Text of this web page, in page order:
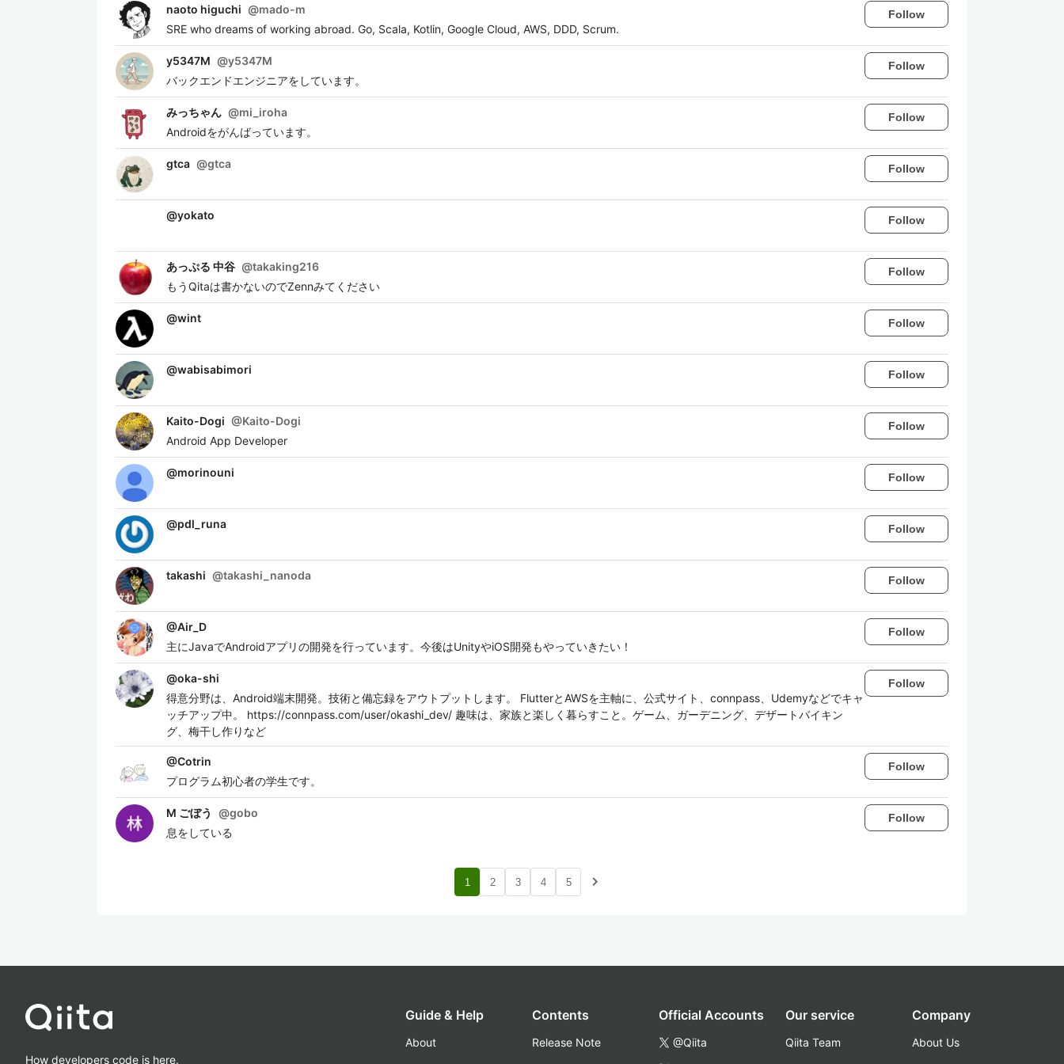
naoto higuchi @mado-m
SRE who dreams of working abroad. Go, Scala, Kotlin, Google Cloud, AWS, DDD, Scrum.
Follow
y5347M @y5347M
バックエンドエンジニアをしています。
Follow
みっちゃん @mi_iroha
Androidをがんばっています。
Follow
gtca @gtca Follow
@yokato Follow
あっぷる 中谷 @takaking216
もうQitaは書かないのでZennみてください
Follow
@wint Follow
@wabisabimori Follow
Kaito-Dogi @Kaito-Dogi
Android App Developer
Follow
@morinouni Follow
@pdl_runa Follow
takashi @takashi_nanoda Follow
@Air_D
主にJavaでAndroidアプリの開発を行っています。今後はUnityやiOS開発もやっていきたい！
Follow
@oka-shi
得意分野は、Android端末開発。技術と備忘録をアウトプットします。 FlutterとAWSを主軸に、公式サイト、connpass、Udemyなどでキャ
ッチアップ中。 https://connpass.com/user/okashi_dev/ 趣味は、家族と楽しく暮らすこと。ゲーム、ガーデニング、デザートバイキン
グ、梅干し作りなど
Follow
@Cotrin
プログラム初心者の学生です。
Follow
M ごぼう @gobo
息をしている
Follow
1 2 3 4 5 navigate_next
How developers code is here.
Guide & Help
About
Contents
Release Note
Official Accounts
@Qiita
Our service
Qiita Team
Company
About Us